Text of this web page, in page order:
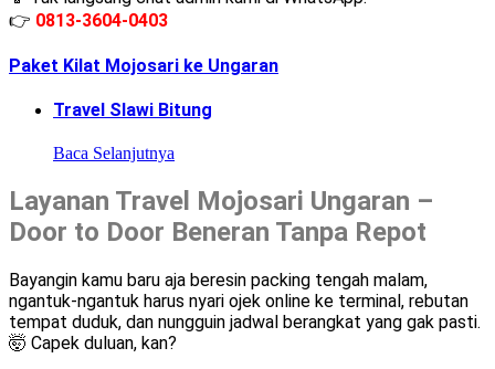
👉 0813-3604-0403
Paket Kilat Mojosari ke Ungaran
Travel Slawi Bitung
Baca Selanjutnya
Layanan Travel Mojosari Ungaran –
Door to Door Beneran Tanpa Repot
Bayangin kamu baru aja beresin packing tengah malam,
ngantuk-ngantuk harus nyari ojek online ke terminal, rebutan
tempat duduk, dan nungguin jadwal berangkat yang gak pasti.
🤯 Capek duluan, kan?